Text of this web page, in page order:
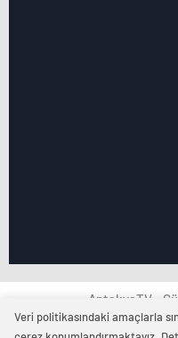
AntakyaTV -
Veri politikasındaki amaçlarla